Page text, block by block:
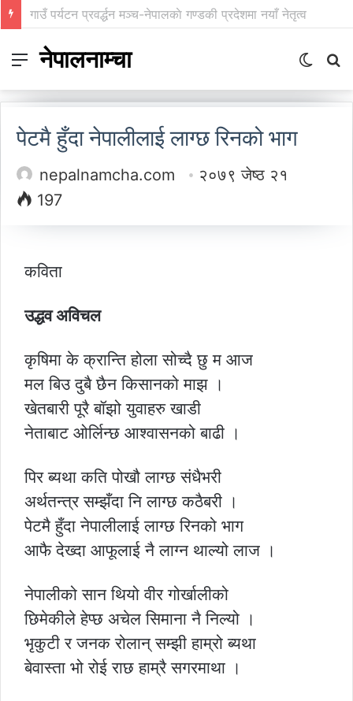
प्रिन्सुको चकचके बानी
Menu
नेपालनाम्चा
Switch
पेटमै हुँदा नेपालीलाई लाग्छ रिनको भाग
nepalnamcha.com
२०७९ जेष्ठ २१
197
कविता
उद्धव अविचल
कृषिमा के क्रान्ति होला सोच्दै छु म आज
मल बिउ दुबै छैन किसानको माझ ।
खेतबारी पूरै बॉझो युवाहरु खाडी
नेताबाट ओर्लिन्छ आश्वासनको बाढी ।
पिर ब्यथा कति पोखौ लाग्छ संधैभरी
अर्थतन्त्र सम्झँदा नि लाग्छ कठैबरी ।
पेटमै हुँदा नेपालीलाई लाग्छ रिनको भाग
आफै देख्दा आफूलाई नै लाग्न थाल्यो लाज ।
नेपालीको सान थियो वीर गोर्खालीको
छिमेकीले हेप्छ अचेल सिमाना नै निल्यो ।
भृकुटी र जनक रोलान् सम्झी हाम्रो ब्यथा
बेवास्ता भो रोई राछ हाम्रै सगरमाथा ।